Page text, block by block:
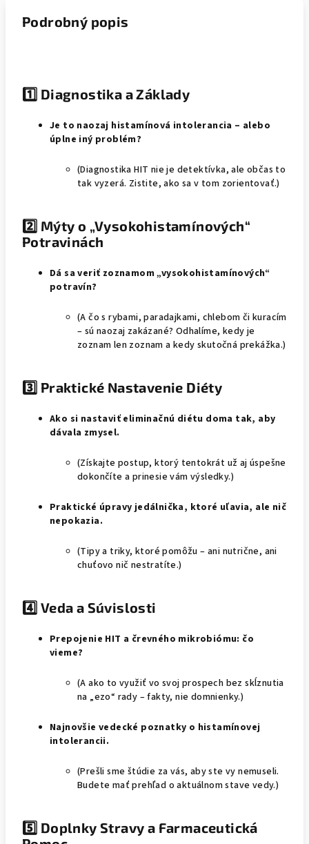
Podrobný popis
1️⃣ Diagnostika a Základy
Je to naozaj histamínová intolerancia – alebo
úplne iný problém?
(Diagnostika HIT nie je detektívka, ale občas to
tak vyzerá. Zistite, ako sa v tom zorientovať.)
2️⃣ Mýty o „Vysokohistamínových“
Potravinách
Dá sa veriť zoznamom „vysokohistamínových“
potravín?
(A čo s rybami, paradajkami, chlebom či kuracím
– sú naozaj zakázané? Odhalíme, kedy je
zoznam len zoznam a kedy skutočná prekážka.)
3️⃣ Praktické Nastavenie Diéty
Ako si nastaviť eliminačnú diétu doma tak, aby
dávala zmysel.
(Získajte postup, ktorý tentokrát už aj úspešne
dokončíte a prinesie vám výsledky.)
Praktické úpravy jedálnička, ktoré uľavia, ale nič
nepokazia.
(Tipy a triky, ktoré pomôžu – ani nutrične, ani
chuťovo nič nestratíte.)
4️⃣ Veda a Súvislosti
Prepojenie HIT a črevného mikrobiómu: čo
vieme?
(A ako to využiť vo svoj prospech bez skĺznutia
na „ezo“ rady – fakty, nie domnienky.)
Najnovšie vedecké poznatky o histamínovej
intolerancii.
(Prešli sme štúdie za vás, aby ste vy nemuseli.
Budete mať prehľad o aktuálnom stave vedy.)
5️⃣ Doplnky Stravy a Farmaceutická